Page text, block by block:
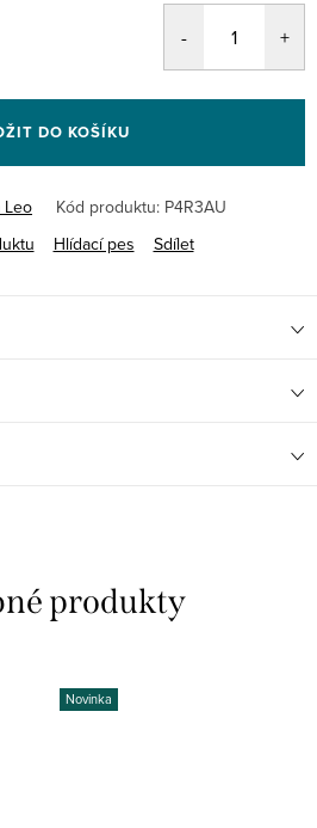
DO KOŠÍKU
Leo Kód produktu: P4R3AU
Hlídací pes Sdílet
Novinka